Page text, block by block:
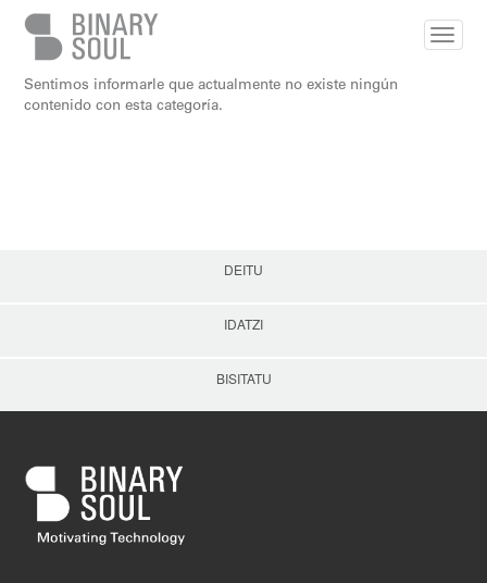
Skip to main content
Sentimos informarle que actualmente no existe ningún
contenido con esta categoría.
DEITU
IDATZI
BISITATU